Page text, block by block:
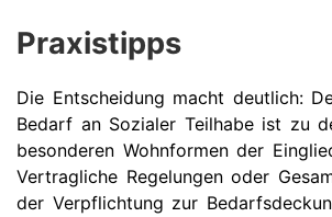
Praxistipps
Die Entscheidung macht deutlich:
Bedarf an Sozialer Teilhabe ist zu
besonderen Wohnformen der
Vertragliche Regelungen oder
der Verpflichtung zur